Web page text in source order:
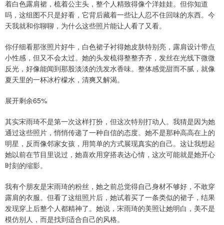
着白色露肩裙，梳着公主头，整个人精致得像个洋娃娃。但你知道
吗，这组图不只是好看，它背后藏着一些让人忍不住回味的东西。今
天我就和你聊聊，为什么这些照片能让人看了又看。
你仔细看那张照片好牛，白色裙子衬得她皮肤特别亮，露肩设计带点
小性感，但又不会太过。她的头发梳得整整齐齐，发丝在光线下微微
反光，好像能闻到那股淡淡的洗发水香味。整体感觉甜而不腻，就像
夏天里的一杯冰柠檬水，清爽又解渴。
展开剩余65%
其实宋雨琦不是第一次这样打扮，但这次特别打动人。我猜是因为她
通过这些照片，悄悄传递了一种自信的态度。她不是那种高高在上的
明星，反而像邻家女孩，用简单的方式展现真实的自己。这让我想起
她以前在节目里说过，她喜欢用穿搭表达心情，这次可能就是她开心
时刻的缩影。
我有个朋友是宋雨琦的粉丝，她之前总觉得自己身材不够好，不敢穿
露肩的衣服。但看了这组照片后，她试着买了一条类似的裙子，结果
发现穿上后整个人都精神了。她说，宋雨琦的美照让她明白，美不是
模仿别人，而是找到适合自己的风格。